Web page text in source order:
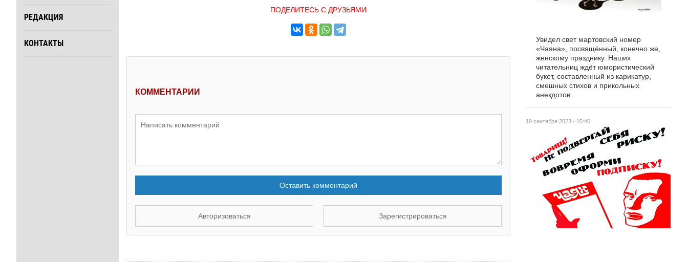
РЕДАКЦИЯ
КОНТАКТЫ
ПОДЕЛИТЕСЬ С ДРУЗЬЯМИ
КОММЕНТАРИИ
Оставить комментарий
Авторизоваться Зарегистрироваться
19 сентября 2023 - 15:40
Увидел свет мартовский номер
«Чаяна», посвящённый, конечно же,
женскому празднику. Наших
читательниц ждёт юмористический
букет, составленный из карикатур,
смешных стихов и прикольных
анекдотов.